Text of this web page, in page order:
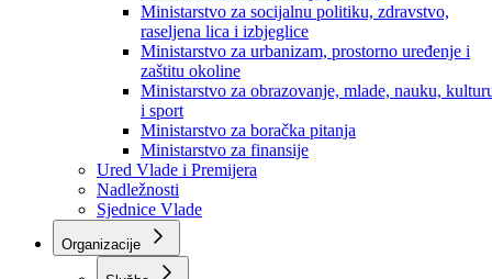
Ministarstvo za privredu
Ministarstvo za pravosuđe, upravu i radne odnose
Ministarstvo za unutrašnje poslove
Ministarstvo za socijalnu politiku, zdravstvo,
raseljena lica i izbjeglice
Ministarstvo za urbanizam, prostorno uređenje i
zaštitu okoline
Ministarstvo za obrazovanje, mlade, nauku,
i sport
Ministarstvo za boračka pitanja
Ministarstvo za finansije
Ured Vlade i Premijera
Nadležnosti
Sjednice Vlade